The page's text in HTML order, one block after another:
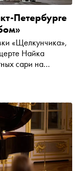
Петербурге
«Щелкунчика»,
Найка
сари на
неделе